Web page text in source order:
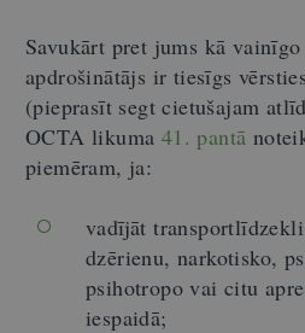
Savukārt pret jums kā
apdrošinātājs ir tiesīgs
(pieprasīt segt cietušajam
OCTA likuma 41. pantā
piemēram, ja:
vadījāt
dzērienu, narkotisko,
psihotropo vai citu
iespaidā;